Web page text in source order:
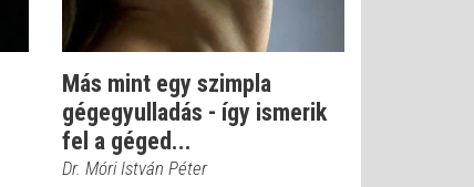
Más mint egy szimpla
gégegyulladás - így ismerik
fel a géged...
Dr. Móri István Péter